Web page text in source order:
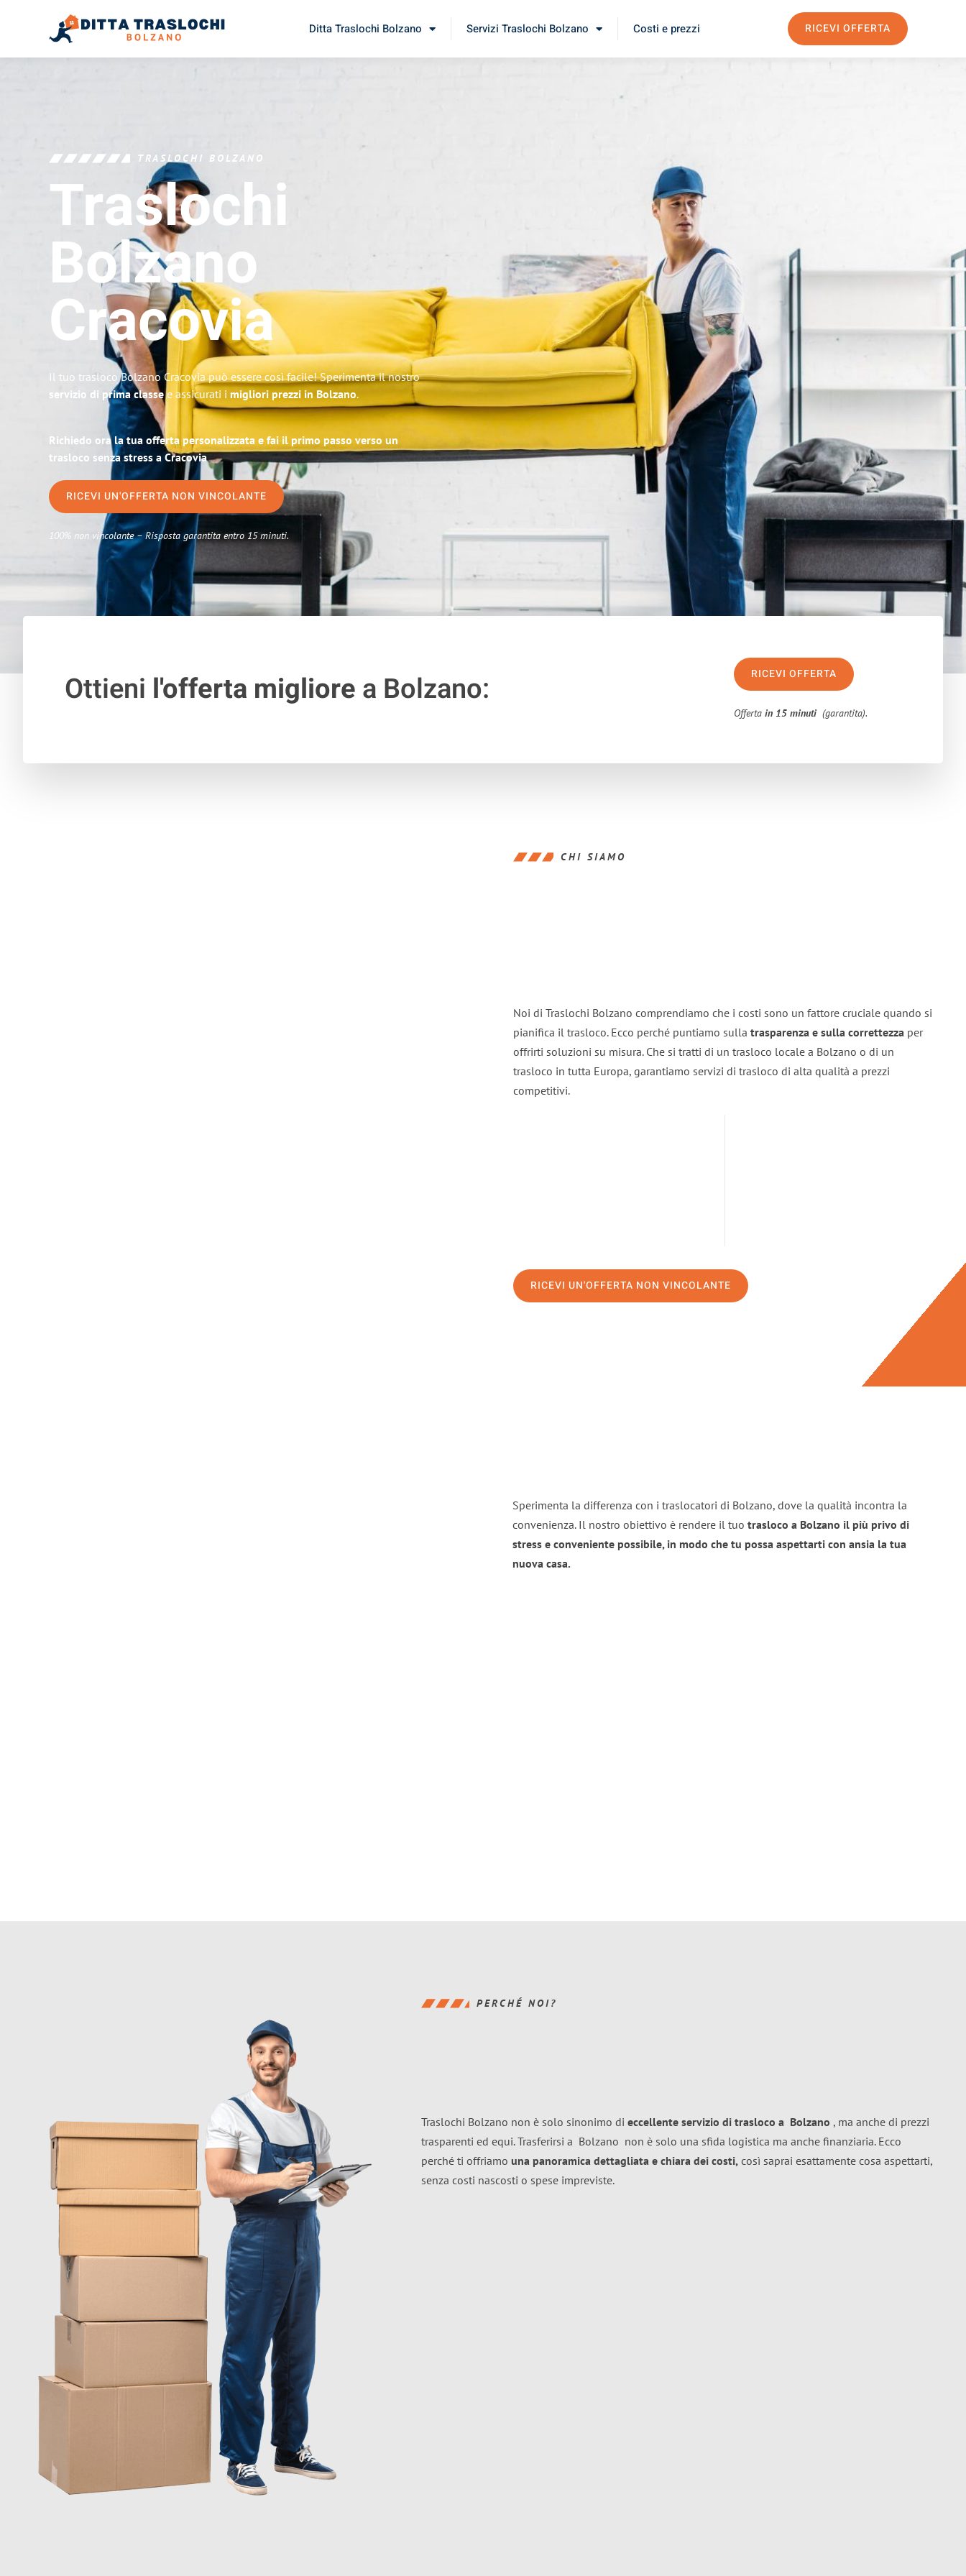
Ditta Traslochi Bolzano Servizi Traslochi Bolzano Costi e prezzi RICEVI OFFERTA
TRASLOCHI BOLZANO
Traslochi
Bolzano
Cracovia
Il tuo trasloco Bolzano Cracovia può essere così facile! Sperimenta il nostro
servizio di prima classee assicurati i migliori prezzi in Bolzano.
Richiedo ora la tua offerta personalizzata e fai il primo passo verso un
trasloco senza stress a Cracovia
RICEVI UN'OFFERTA NON VINCOLANTE
100% non vincolante – Risposta garantita entro 15 minuti.
Ottieni l'offerta migliorea Bolzano: RICEVI OFFERTA
Offertain 15 minuti (garantita).
CHI SIAMO
Noi di Traslochi Bolzano comprendiamo che i costi sono un fattore cruciale quando si
pianifica il trasloco. Ecco perché puntiamo sulla trasparenza e sulla correttezza per
offrirti soluzioni su misura. Che si tratti di un trasloco locale a Bolzano o di un
trasloco in tutta Europa, garantiamo servizi di trasloco di alta qualità a prezzi
competitivi.
RICEVI UN'OFFERTA NON VINCOLANTE
Sperimenta la differenza con i traslocatori di Bolzano, dove la qualità incontra la
convenienza. Il nostro obiettivo è rendere il tuo trasloco a Bolzano il più privo di
stress e conveniente possibile, in modo che tu possa aspettarti con ansia la tua
nuova casa.
PERCHÉ NOI?
Traslochi Bolzano non è solo sinonimo di eccellente servizio di trasloco a Bolzano , ma anche di prezzi
trasparenti ed equi. Trasferirsi a Bolzano non è solo una sfida logistica ma anche finanziaria. Ecco
perché ti offriamo una panoramica dettagliata e chiara dei costi, così saprai esattamente cosa aspettarti,
senza costi nascosti o spese impreviste.